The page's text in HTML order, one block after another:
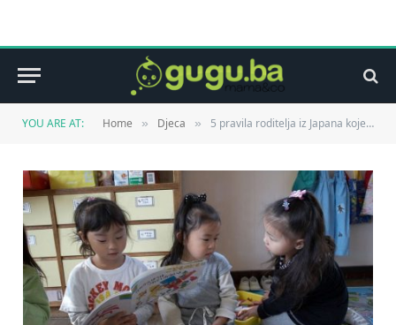
YOU ARE AT: Home » Djeca » 5 pravila roditelja iz Japana koje bismo svi željeli usvojiti